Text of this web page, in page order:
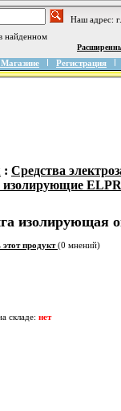
Наш адрес:
найденном
Регистрация
: Средства
изолирующая
этот продукт(0 мнений)
складе: нет